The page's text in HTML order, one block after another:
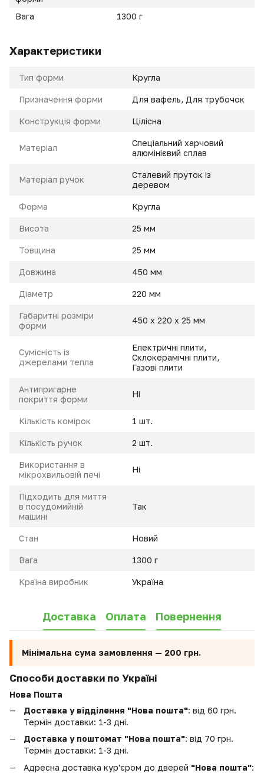
Вага
1300 г
Характеристики
Тип форми Кругла
Призначення форми Для вафель, Для трубочок
Конструкція форми Цілісна
Матеріал
Спеціальний харчовий
алюмінієвий сплав
Матеріал ручок
Сталевий пруток із
деревом
Форма Кругла
Висота 25 мм
Товщина 25 мм
Довжина 450 мм
Діаметр 220 мм
Габаритні розміри
форми
450 х 220 х 25 мм
Сумісність із
джерелами тепла
Електричні плити,
Склокерамічні плити,
Газові плити
Антипригарне
покриття форми
Ні
Кількість комірок 1 шт.
Кількість ручок 2 шт.
Використання в
мікрохвильовій печі
Ні
Підходить для миття
в посудомийній
машині
Так
Стан Новий
Вага 1300 г
Країна виробник Україна
Доставка Оплата Повернення
Мінімальна сума замовлення — 200 грн.
Способи доставки по Україні
Нова Пошта
Доставка у відділення "Нова пошта": від 60 грн.
Термін доставки: 1-3 дні.
Доставка у поштомат "Нова пошта": від 70 грн.
Термін доставки: 1-3 дні.
Адресна доставка кур'єром до дверей "Нова пошта":